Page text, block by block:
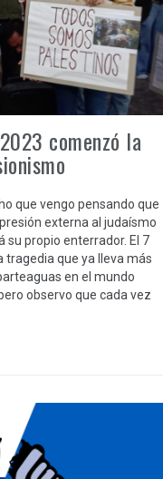
comenzó la
que vengo pensando que
externa al judaísmo
su propio enterrador. El 7
que ya lleva más
en el mundo
observo que cada vez